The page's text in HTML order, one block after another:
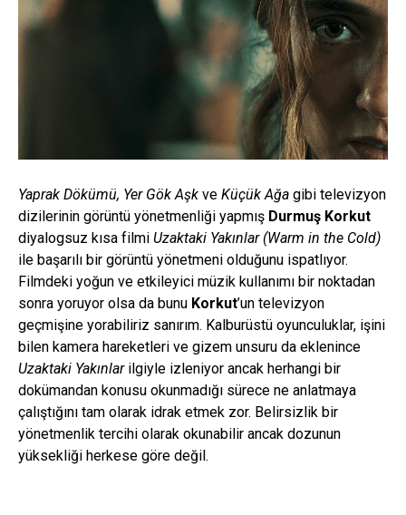
Yaprak Dökümü, Yer Gök Aşk ve Küçük Ağa gibi televizyon
dizilerinin görüntü yönetmenliği yapmış Durmuş Korkut
diyalogsuz kısa filmi Uzaktaki Yakınlar (Warm in the Cold)
ile başarılı bir görüntü yönetmeni olduğunu ispatlıyor.
Filmdeki yoğun ve etkileyici müzik kullanımı bir noktadan
sonra yoruyor olsa da bunu Korkut’un televizyon
geçmişine yorabiliriz sanırım. Kalburüstü oyunculuklar, işini
bilen kamera hareketleri ve gizem unsuru da eklenince
Uzaktaki Yakınlarilgiyle izleniyor ancak herhangi bir
dokümandan konusu okunmadığı sürece ne anlatmaya
çalıştığını tam olarak idrak etmek zor. Belirsizlik bir
yönetmenlik tercihi olarak okunabilir ancak dozunun
yüksekliği herkese göre değil.